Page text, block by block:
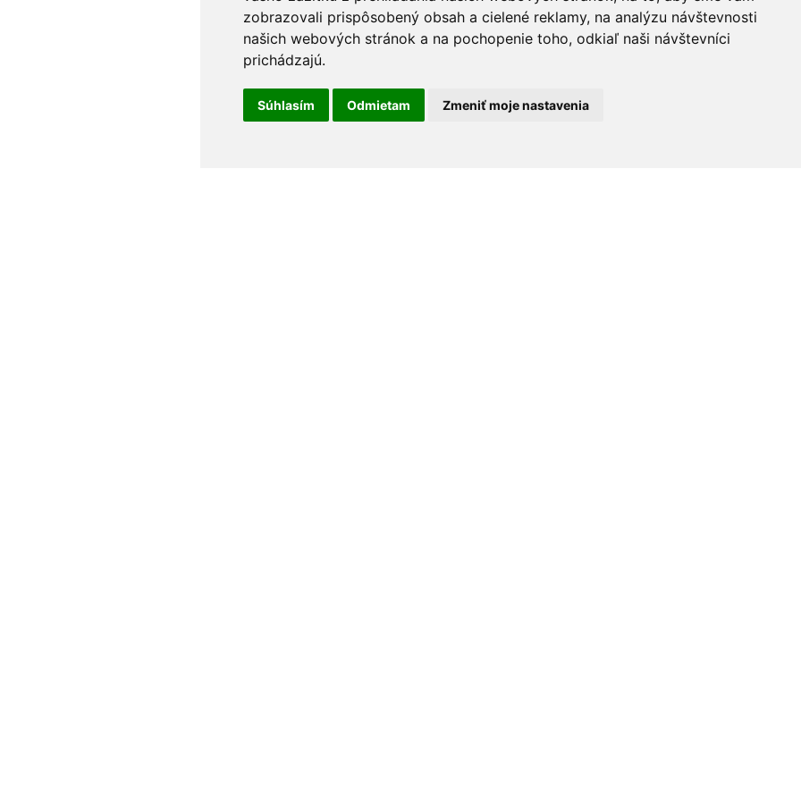
zobrazovali prispôsobený obsah a cielené reklamy, na analýzu návštevnosti
našich webových stránok a na pochopenie toho, odkiaľ naši návštevníci
prichádzajú.
Súhlasím Odmietam Zmeniť moje nastavenia